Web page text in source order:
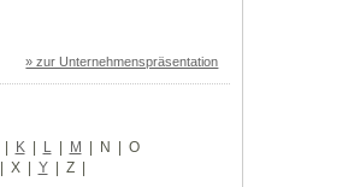
» zur Unternehmenspräsentation
| K | L | M | N | O
| X | Y | Z |